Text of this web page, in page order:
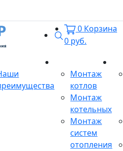
Поиск
0 Корзина
0 руб.
Монтаж
котлов
Монтаж
котельных
Монтаж
систем
отопления